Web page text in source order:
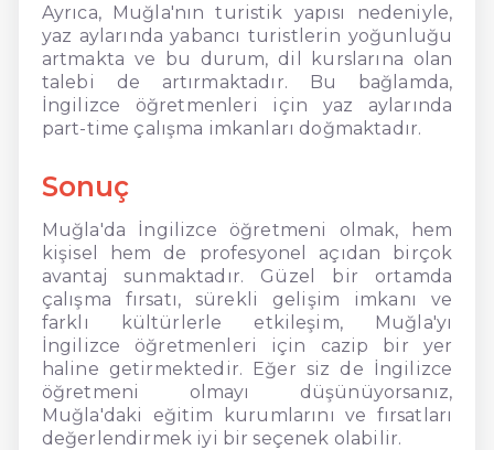
Ayrıca, Muğla'nın turistik yapısı nedeniyle,
yaz aylarında yabancı turistlerin yoğunluğu
artmakta ve bu durum, dil kurslarına olan
talebi de artırmaktadır. Bu bağlamda,
İngilizce öğretmenleri için yaz aylarında
part-time çalışma imkanları doğmaktadır.
Sonuç
Muğla'da İngilizce öğretmeni olmak, hem
kişisel hem de profesyonel açıdan birçok
avantaj sunmaktadır. Güzel bir ortamda
çalışma fırsatı, sürekli gelişim imkanı ve
farklı kültürlerle etkileşim, Muğla'yı
İngilizce öğretmenleri için cazip bir yer
haline getirmektedir. Eğer siz de İngilizce
öğretmeni olmayı düşünüyorsanız,
Muğla'daki eğitim kurumlarını ve fırsatları
değerlendirmek iyi bir seçenek olabilir.